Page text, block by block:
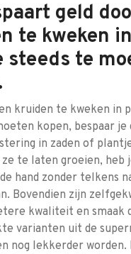
geld
te kweken
steeds te
kruiden te kweken in
kopen, bespaar je
in zaden of
te laten groeien, heb
hand zonder telkens
Bovendien zijn
kwaliteit en smaak
varianten uit de
nog lekkerder worden.